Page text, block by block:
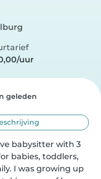
uur
geleden
babysitter with 3
babies, toddlers,
I was growing up